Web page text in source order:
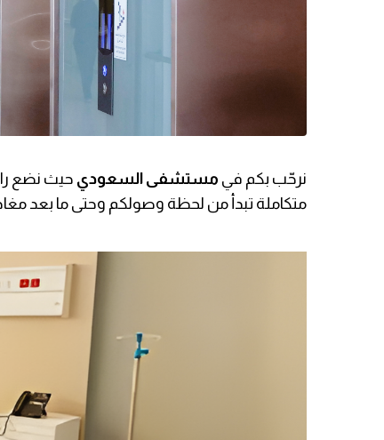
نرحّب بكم في مستشفى السعودي حيث نضع
متكاملة تبدأ من لحظة وصولكم وحتى ما بعد